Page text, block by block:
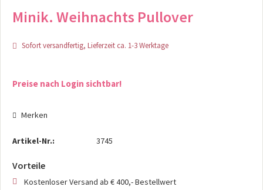
Minik. Weihnachts Pullover
Sofort versandfertig, Lieferzeit ca. 1-3 Werktage
Preise nach Login sichtbar!
Merken
Artikel-Nr.: 3745
Vorteile
Kostenloser Versand ab € 400,- Bestellwert